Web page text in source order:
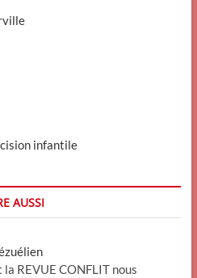
infantile
AUSSI
REVUE CONFLIT nous